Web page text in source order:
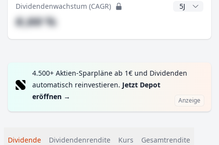
Dividendenwachstum (CAGR) CAGR Jahre
#,## %
4.500+ Aktien-Sparpläne ab 1€ und Dividenden
automatisch reinvestieren. Jetzt Depot
eröffnen → Anzeige
Dividende Dividendenrendite Kurs Gesamtrendite